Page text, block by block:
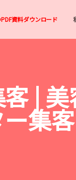
資料ダウンロード
|
集